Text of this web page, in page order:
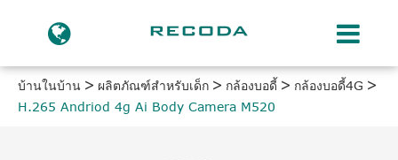
บ้านในบ้าน ผลิตภัณฑ์สำหรับเด็ก กล้องบอดี้
กล้องบอดี้4G
H.265 Andriod 4g Ai Body Camera M520